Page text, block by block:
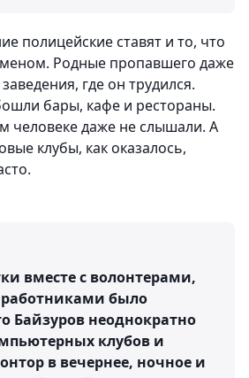
полицейские ставят и то, что
Родные пропавшего даже
где он трудился.
бары, кафе и рестораны.
человеке даже не слышали. А
клубы, как оказалось,
вместе с волонтерами,
было
Байзуров неоднократно
клубов и
в вечернее, ночное и